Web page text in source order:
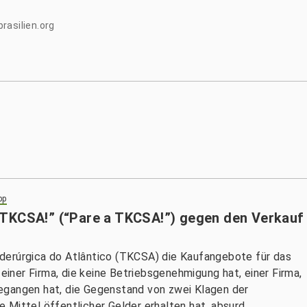
(“Pare a TKCSA!”) gegen den Verkauf
do Atlântico (TKCSA) die Kaufangebote für das
Firma, die keine Betriebsgenehmigung hat, einer Firma,
hat, die Gegenstand von zwei Klagen der